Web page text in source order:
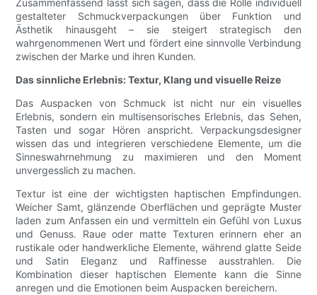
Zusammenfassend lässt sich sagen, dass die Rolle individuell
gestalteter Schmuckverpackungen über Funktion und
Ästhetik hinausgeht – sie steigert strategisch den
wahrgenommenen Wert und fördert eine sinnvolle Verbindung
zwischen der Marke und ihren Kunden.
Das sinnliche Erlebnis: Textur, Klang und visuelle Reize
Das Auspacken von Schmuck ist nicht nur ein visuelles
Erlebnis, sondern ein multisensorisches Erlebnis, das Sehen,
Tasten und sogar Hören anspricht. Verpackungsdesigner
wissen das und integrieren verschiedene Elemente, um die
Sinneswahrnehmung zu maximieren und den Moment
unvergesslich zu machen.
Textur ist eine der wichtigsten haptischen Empfindungen.
Weicher Samt, glänzende Oberflächen und geprägte Muster
laden zum Anfassen ein und vermitteln ein Gefühl von Luxus
und Genuss. Raue oder matte Texturen erinnern eher an
rustikale oder handwerkliche Elemente, während glatte Seide
und Satin Eleganz und Raffinesse ausstrahlen. Die
Kombination dieser haptischen Elemente kann die Sinne
anregen und die Emotionen beim Auspacken bereichern.